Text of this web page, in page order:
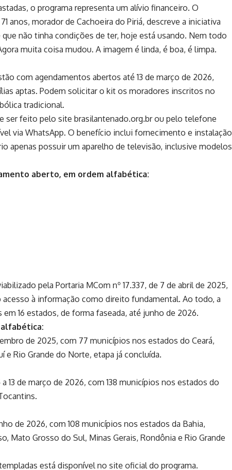
o programa representa um alívio financeiro. O
anos, morador de Cachoeira do Piriá, descreve a iniciativa
não tinha condições de ter, hoje está usando. Nem todo
muita coisa mudou. A imagem é linda, é boa, é limpa.
com agendamentos abertos até 13 de março de 2026,
aptas. Podem solicitar o kit os moradores inscritos no
tradicional.
ser feito pelo site brasilantenado.org.brou pelo telefone
via WhatsApp. O benefício inclui fornecimento e instalação
apenas possuir um aparelho de televisão, inclusive modelos
aberto, em ordem alfabética:
pela Portaria MCom nº 17.337, de 7 de abril de 2025,
à informação como direito fundamental. Ao todo, a
16 estados, de forma faseada, até junho de 2026.
alfabética:
de 2025, com 77 municípios nos estados do Ceará,
e Rio Grande do Norte, etapa já concluída.
13 de março de 2026, com 138 municípios nos estados do
de 2026, com 108 municípios nos estados da Bahia,
Mato Grosso do Sul, Minas Gerais, Rondônia e Rio Grande
está disponível no site oficialdo programa.